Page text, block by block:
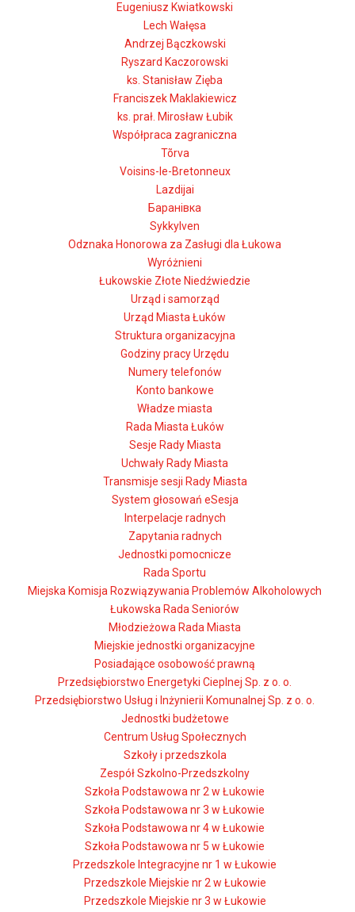
Eugeniusz Kwiatkowski
Lech Wałęsa
Andrzej Bączkowski
Ryszard Kaczorowski
ks. Stanisław Zięba
Franciszek Maklakiewicz
ks. prał. Mirosław Łubik
Współpraca zagraniczna
Tõrva
Voisins-le-Bretonneux
Lazdijai
Баранівка
Sykkylven
Odznaka Honorowa za Zasługi dla Łukowa
Wyróżnieni
Łukowskie Złote Niedźwiedzie
Urząd i samorząd
Urząd Miasta Łuków
Struktura organizacyjna
Godziny pracy Urzędu
Numery telefonów
Konto bankowe
Władze miasta
Rada Miasta Łuków
Sesje Rady Miasta
Uchwały Rady Miasta
Transmisje sesji Rady Miasta
System głosowań eSesja
Interpelacje radnych
Zapytania radnych
Jednostki pomocnicze
Rada Sportu
Miejska Komisja Rozwiązywania Problemów Alkoholowych
Łukowska Rada Seniorów
Młodzieżowa Rada Miasta
Miejskie jednostki organizacyjne
Posiadające osobowość prawną
Przedsiębiorstwo Energetyki Cieplnej Sp. z o. o.
Przedsiębiorstwo Usług i Inżynierii Komunalnej Sp. z o. o.
Jednostki budżetowe
Centrum Usług Społecznych
Szkoły i przedszkola
Zespół Szkolno-Przedszkolny
Szkoła Podstawowa nr 2 w Łukowie
Szkoła Podstawowa nr 3 w Łukowie
Szkoła Podstawowa nr 4 w Łukowie
Szkoła Podstawowa nr 5 w Łukowie
Przedszkole Integracyjne nr 1 w Łukowie
Przedszkole Miejskie nr 2 w Łukowie
Przedszkole Miejskie nr 3 w Łukowie